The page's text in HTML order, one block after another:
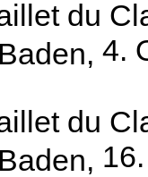
du
4.
du